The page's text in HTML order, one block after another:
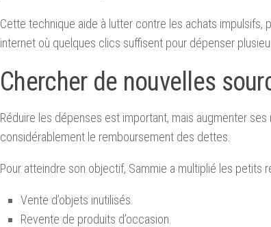
Cette technique aide à lutter contre les achats impulsifs,
internet où quelques clics suffisent pour dépenser
Chercher de nouvelles
Réduire les dépenses est important, mais augmenter
considérablement le remboursement des dettes.
Pour atteindre son objectif, Sammie a multiplié les petits
Vente d’objets inutilisés.
Revente de produits d’occasion.